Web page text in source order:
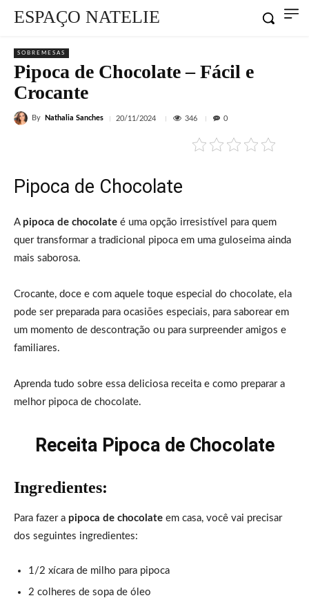
ESPAÇO NATELIE
SOBREMESAS
Pipoca de Chocolate – Fácil e
Crocante
By Nathalia Sanches 20/11/2024 346 0
Pipoca de Chocolate
A pipoca de chocolate é uma opção irresistível para quem
quer transformar a tradicional pipoca em uma guloseima ainda
mais saborosa.
Crocante, doce e com aquele toque especial do chocolate, ela
pode ser preparada para ocasiões especiais, para saborear em
um momento de descontração ou para surpreender amigos e
familiares.
Aprenda tudo sobre essa deliciosa receita e como preparar a
melhor pipoca de chocolate.
Receita Pipoca de Chocolate
Ingredientes:
Para fazer a pipoca de chocolate em casa, você vai precisar
dos seguintes ingredientes:
1/2 xícara de milho para pipoca
2 colheres de sopa de óleo